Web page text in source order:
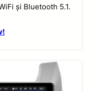
și Bluetooth 5.1.